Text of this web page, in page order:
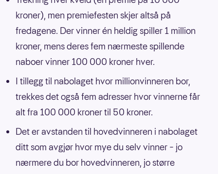
kroner), men premiefesten skjer altså på
fredagene. Der vinner én heldig spiller 1 million
kroner, mens deres fem nærmeste spillende
naboer vinner 100 000 kroner hver.
I tillegg til nabolaget hvor millionvinneren bor,
trekkes det også fem adresser hvor vinnerne får
alt fra 100 000 kroner til 50 kroner.
Det er avstanden til hovedvinneren i nabolaget
ditt som avgjør hvor mye du selv vinner – jo
nærmere du bor hovedvinneren, jo større